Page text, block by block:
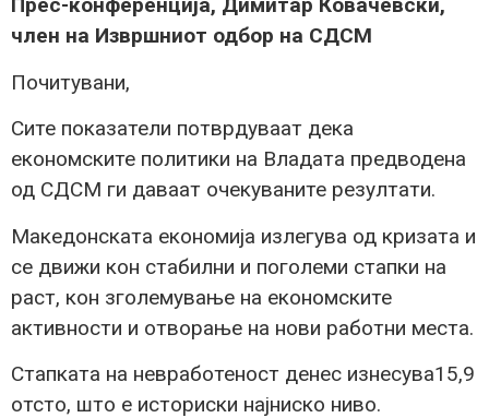
Прес-конференција, Димитар Ковачевски,
член на Извршниот одбор на СДСМ
Почитувани,
Сите показатели потврдуваат дека
економските политики на Владата предводена
од СДСМ ги даваат очекуваните резултати.
Македонската економија излегува од кризата и
се движи кон стабилни и поголеми стапки на
раст, кон зголемување на економските
активности и отворање на нови работни места.
Стапката на невработеност денес изнесува15,9
отсто, што е историски најниско ниво.